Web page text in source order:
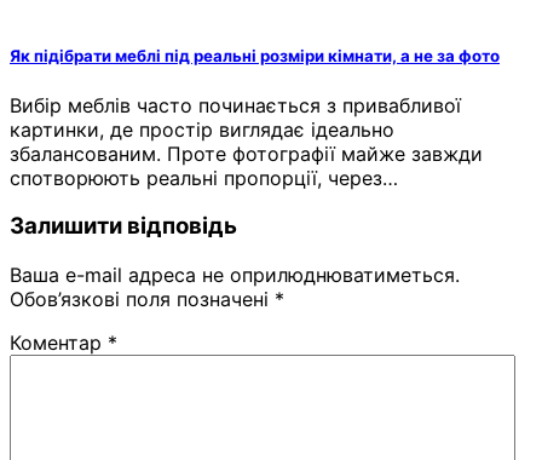
Як підібрати меблі під реальні розміри кімнати, а не за фото
Вибір меблів часто починається з привабливої
картинки, де простір виглядає ідеально
збалансованим. Проте фотографії майже завжди
спотворюють реальні пропорції, через…
Залишити відповідь
Ваша e-mail адреса не оприлюднюватиметься.
Обов’язкові поля позначені *
Коментар *